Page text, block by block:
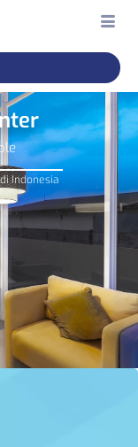
Indonesia